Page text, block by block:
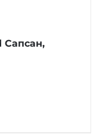
Сапсан,